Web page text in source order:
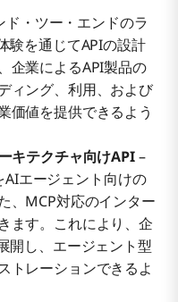
ド・ツー・エンドのラ
験を通じてAPIの設計
企業によるAPI製品の
ィング、利用、および
価値を提供できるよう
キテクチャ向けAPI–
エージェント向けの
、MCP対応のインター
ます。これにより、企
開し、エージェント型
トレーションできるよ